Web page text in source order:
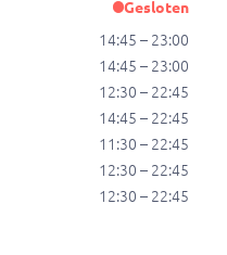
saus. excl.
Gesloten
14:45 – 23:00
14:45 – 23:00
12:30 – 22:45
14:45 – 22:45
11:30 – 22:45
12:30 – 22:45
12:30 – 22:45